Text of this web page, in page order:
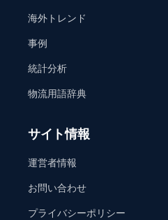
海外トレンド
事例
統計分析
物流用語辞典
サイト情報
運営者情報
お問い合わせ
プライバシーポリシー